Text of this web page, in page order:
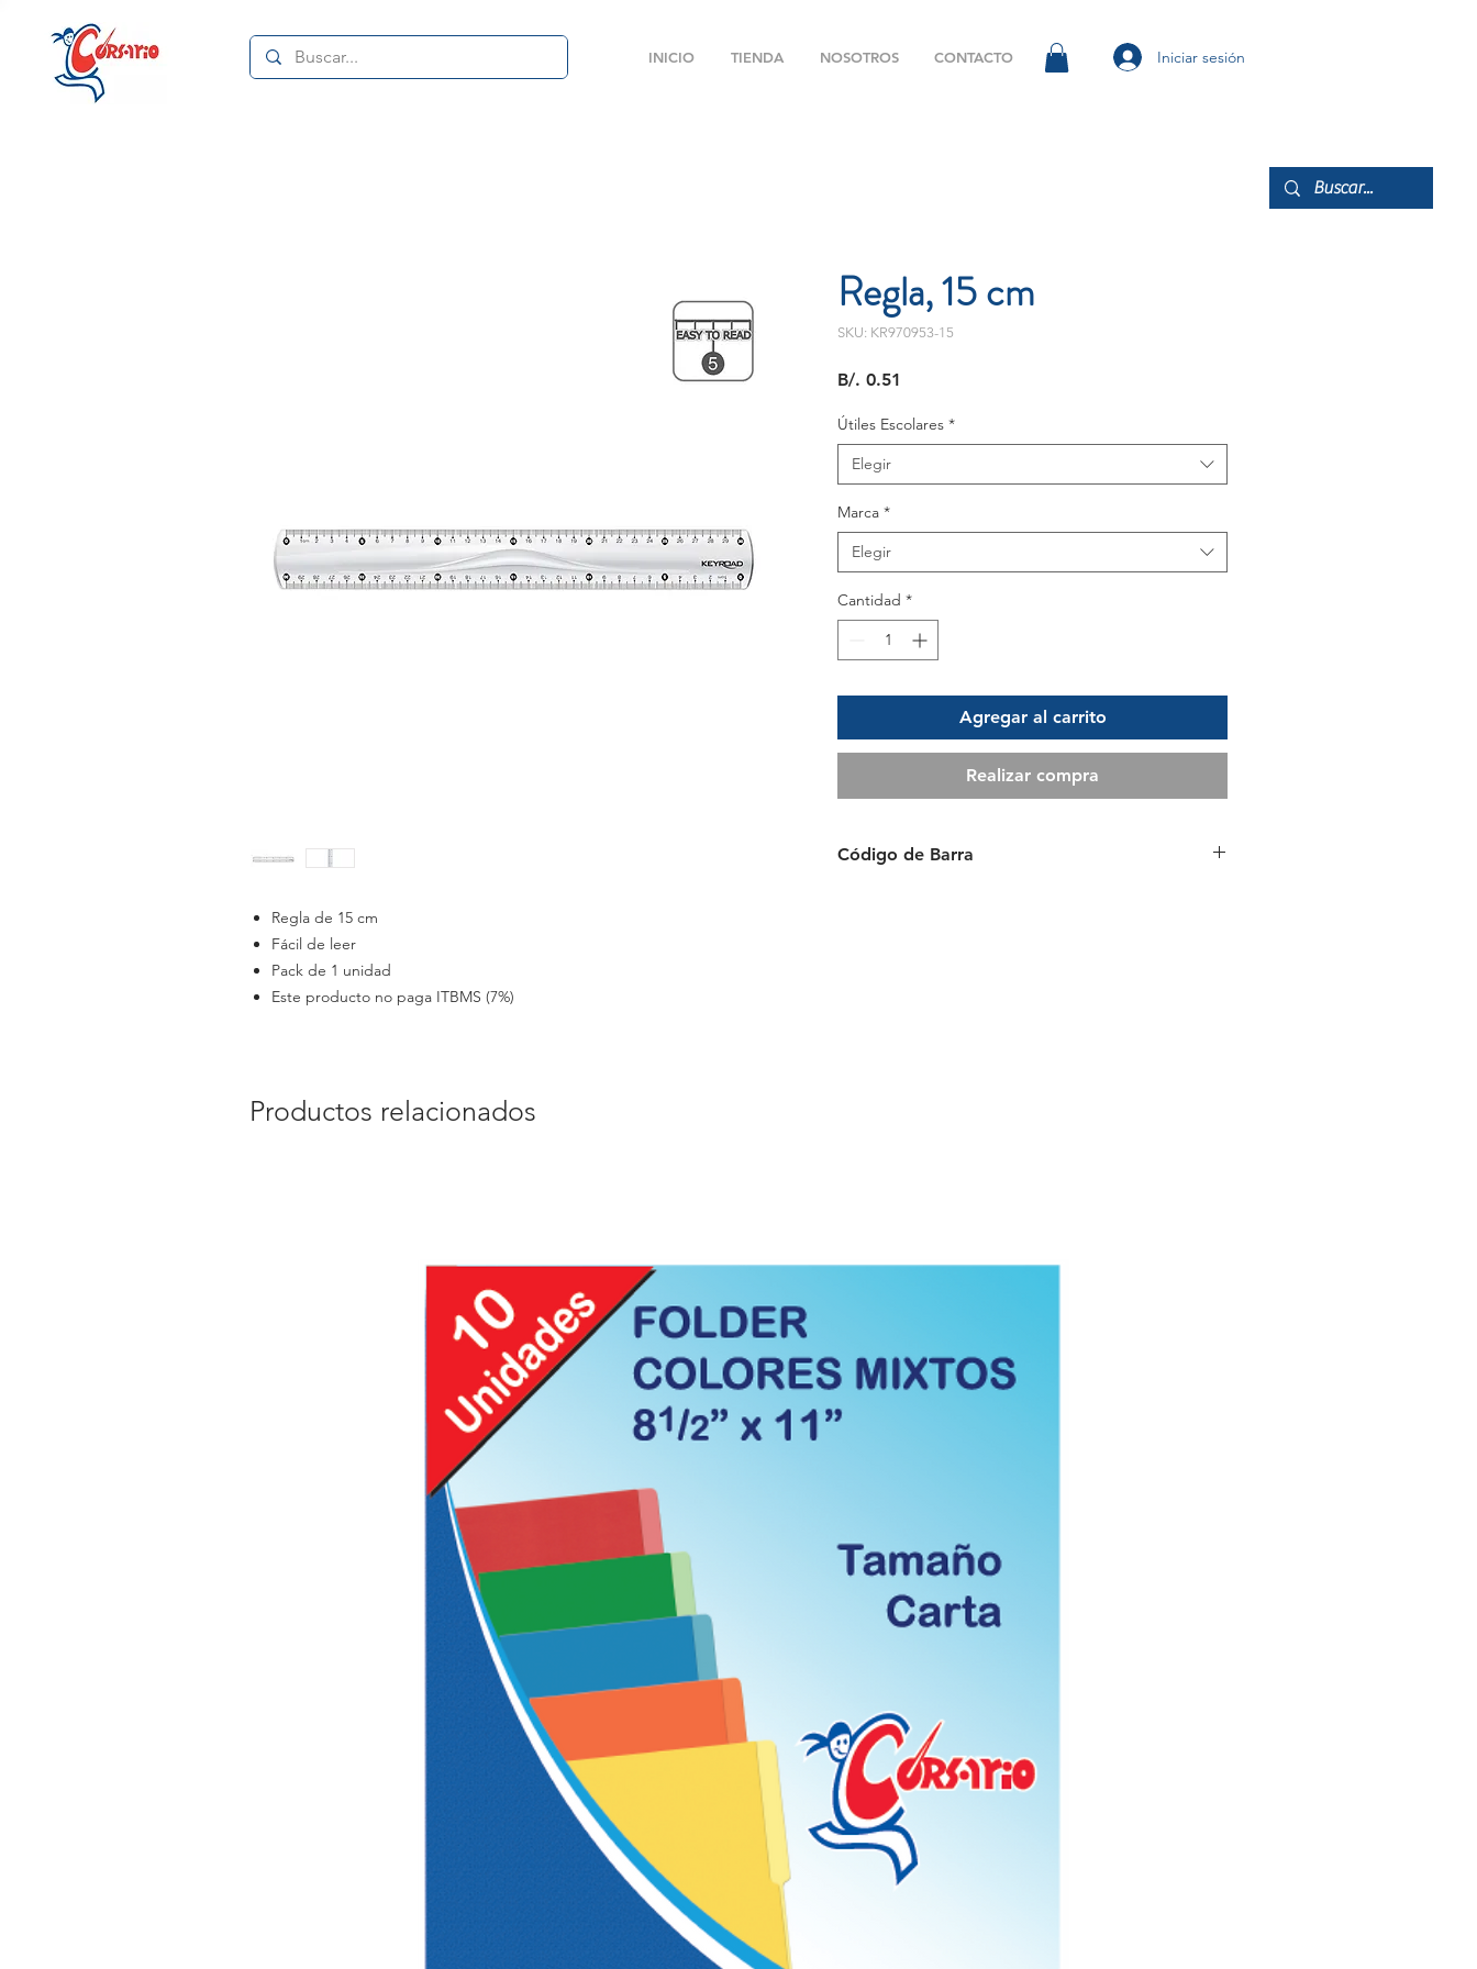
INICIO TIENDA NOSOTROS CONTACTO Iniciar sesión
Regla de 15 cm
Fácil de leer
Pack de 1 unidad
Este producto no paga ITBMS (7%)
Regla, 15 cm
SKU: KR970953-15
B/. 0.51
Útiles Escolares *
Elegir
Marca *
Elegir
Cantidad *
Agregar al carrito
Realizar compra
Código de Barra
Productos relacionados